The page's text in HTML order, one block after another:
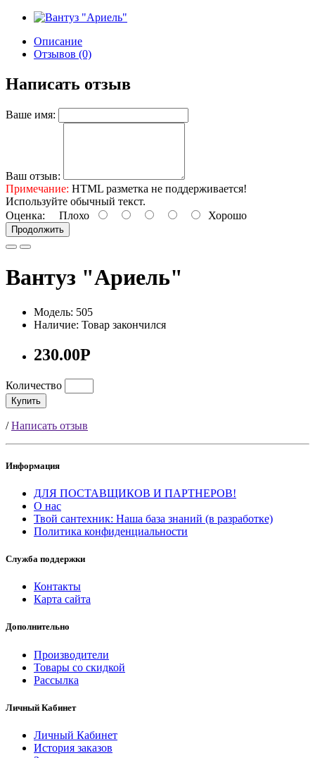
Описание
Отзывов (0)
Написать отзыв
Ваше имя:
Ваш отзыв:
Примечание: HTML разметка не поддерживается!
Используйте обычный текст.
Оценка: Плохо Хорошо
Продолжить
Вантуз "Ариель"
Модель: 505
Наличие: Товар закончился
230.00Р
Количество
Купить
/Написать отзыв
Информация
ДЛЯ ПОСТАВЩИКОВ И ПАРТНЕРОВ!
О нас
Твой сантехник: Наша база знаний (в разработке)
Политика конфиденциальности
Служба поддержки
Контакты
Карта сайта
Дополнительно
Производители
Товары со скидкой
Рассылка
Личный Кабинет
Личный Кабинет
История заказов